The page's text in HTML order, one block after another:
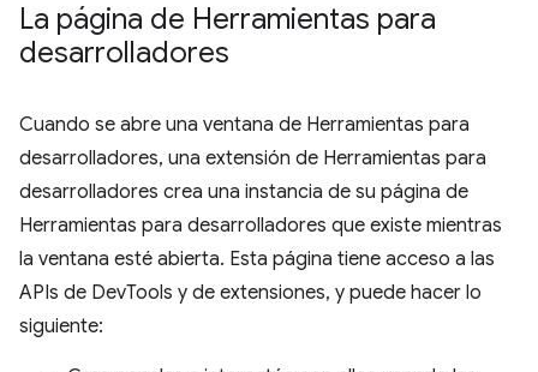
La página de Herramientas para
desarrolladores
Cuando se abre una ventana de Herramientas para
desarrolladores, una extensión de Herramientas para
desarrolladores crea una instancia de su página de
Herramientas para desarrolladores que existe mientras
la ventana esté abierta. Esta página tiene acceso a las
APIs de DevTools y de extensiones, y puede hacer lo
siguiente: